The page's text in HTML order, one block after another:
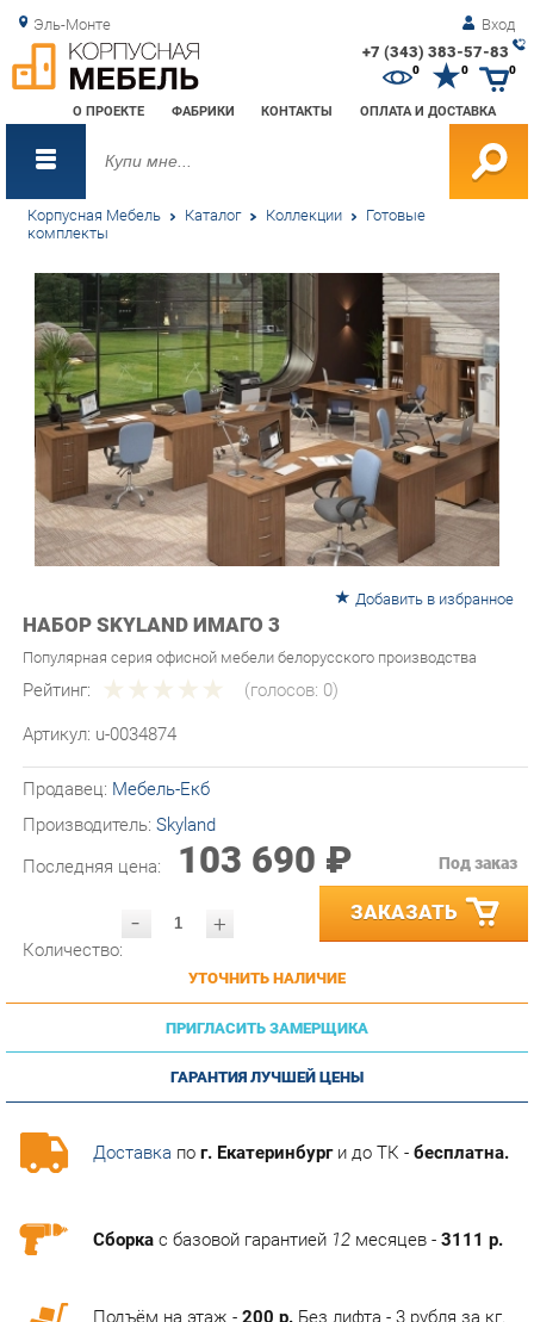
Эль-Монте Вход
+7 (343) 383-57-83
О ПРОЕКТЕ ФАБРИКИ КОНТАКТЫ ОПЛАТА И ДОСТАВКА
0 0
Корпусная Мебель Каталог Коллекции Готовые
комплекты
Популярная серия офисной мебели белорусского производства
Рейтинг: (голосов:0)
u-0034874
Производитель:Skyland
Последняя цена: 103 690 ₽
- ЗАКАЗАТЬ
УТОЧНИТЬ НАЛИЧИЕ
ПРИГЛАСИТЬ ЗАМЕРЩИКА
ГАРАНТИЯ ЛУЧШЕЙ ЦЕНЫ
Доставкапог. Екатеринбурги до ТК -бесплатна.